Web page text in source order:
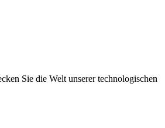
Sie die Welt unserer technologischen